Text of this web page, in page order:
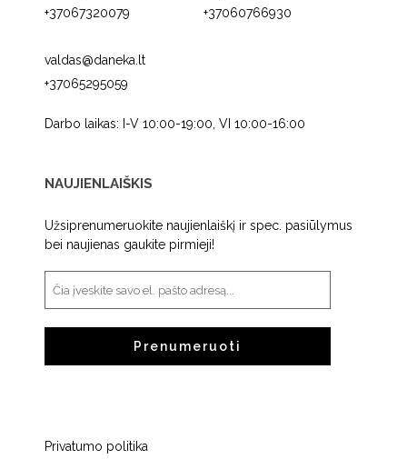
+37067320079
+37060766930
valdas@daneka.lt
+37065295059
Darbo laikas: I-V 10:00-19:00, VI 10:00-16:00
NAUJIENLAIŠKIS
Užsiprenumeruokite naujienlaiškį ir spec. pasiūlymus
bei naujienas gaukite pirmieji!
Prenumeruoti
Privatumo politika